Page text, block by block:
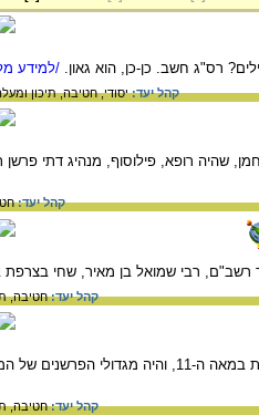
רס"ג חשב. כן-כן, הוא גאון. /למידע
קהל יעד:יסודי,חטיבה,תיכון
קהל יעד:
רבי שמואל בן מאיר, שחי בצרפת
קהל יעד:חטיבה,
המידע בדף זה עוסק ברש"י, שחי ופעל בצרפת במאה
קהל יעד:חטיבה,